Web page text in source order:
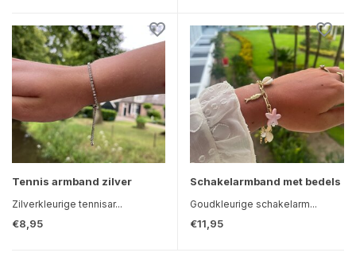
Tennis armband zilver
Zilverkleurige tennisar...
€8,95
Schakelarmband met bedels
Goudkleurige schakelarm...
€11,95